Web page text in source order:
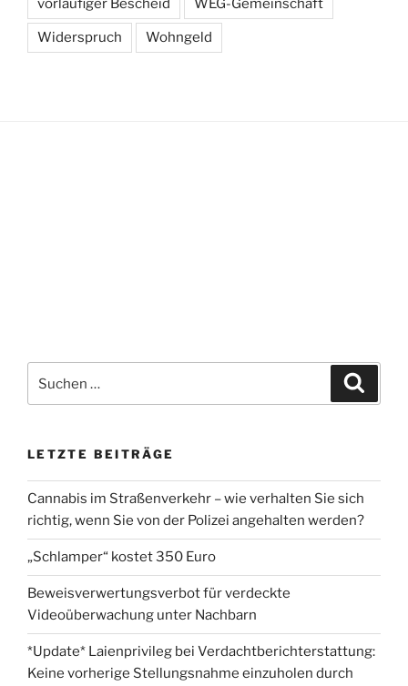
vorläufiger Bescheid WEG-Gemeinschaft
Widerspruch Wohngeld
nach:
LETZTE BEITRÄGE
Cannabis im Straßenverkehr – wie verhalten Sie sich
richtig, wenn Sie von der Polizei angehalten werden?
„Schlamper“ kostet 350 Euro
Beweisverwertungsverbot für verdeckte
Videoüberwachung unter Nachbarn
*Update* Laienprivileg bei Verdachtberichterstattung:
Keine vorherige Stellungsnahme einzuholen durch